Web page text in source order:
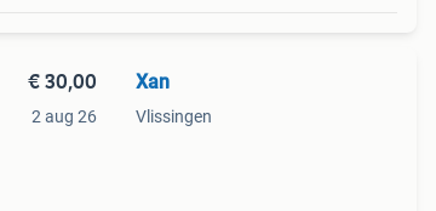
€ 30,00
2 aug 26
Xan
Vlissingen